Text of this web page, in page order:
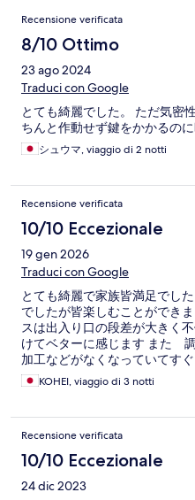
Recensioni
Recensione verificata
8/10 Ottimo
23 ago 2024
Traduci con Google
とても綺麗でした。 ただ気密
ちんと作動せず鍵をかかるの
シュウマ, viaggio di 2 notti
Recensione verificata
10/10 Eccezionale
19 gen 2026
Traduci con Google
とても綺麗で家族皆満足でし
でしたが皆楽しむことができ
スは出入り口の段差が大きく
けてベターに感じます また
加工などがなくなっていてす
からかヘルプセンターの声は
ンなどは無いので寝る時はパ
はあまり見かけないのでまた
KOHEI, viaggio di 3 notti
Recensione verificata
10/10 Eccezionale
24 dic 2023